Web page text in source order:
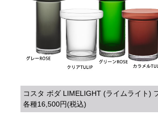
コスタ ボダ LIMELIGHT (ライムライト)
各種16,500円(税込)